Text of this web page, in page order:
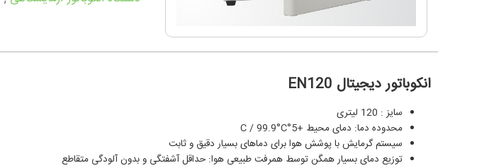
انکوباتور ديجيتال EN120
سایز : 120 لیتری
محدوده دما: دمای محیط +5°C / 99.9°C
سیستم گرمایش با پوشش هوا برای دماهای بسیار دقیق و ثابت
توزیع دمای بسیار همگن توسط همرفت طبیعی هوا: حداقل آشفتگی و بدون آلودگی متقاطع